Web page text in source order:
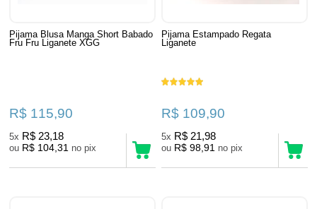
Pijama Blusa Manga Short Babado
Fru Fru Liganete XGG
R$ 115,90
5x R$ 23,18
ou R$ 104,31 no pix
Pijama Estampado Regata
Liganete
R$ 109,90
5x R$ 21,98
ou R$ 98,91 no pix